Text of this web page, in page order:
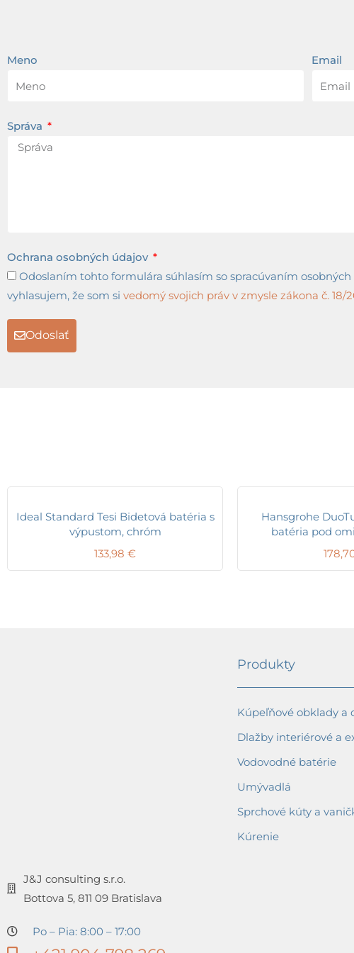
Meno Email
Správa
Ochrana osobných údajov
Odoslaním tohto formulára súhlasím so spracúvaním
vyhlasujem, že som si vedomý svojich práv v zmysle zákona č. 18/
Odoslať
Ideal Standard Tesi Bidetová batéria s
výpustom, chróm
133,98 €
Hansgrohe
batéria pod
J&J consulting s.r.o.
Bottova 5, 811 09 Bratislava
Po – Pia: 8:00 – 17:00
Produkty
Kúpeľňové obklady a
Dlažby interiérové a
Vodovodné batérie
Umývadlá
Sprchové kúty a
Kúrenie